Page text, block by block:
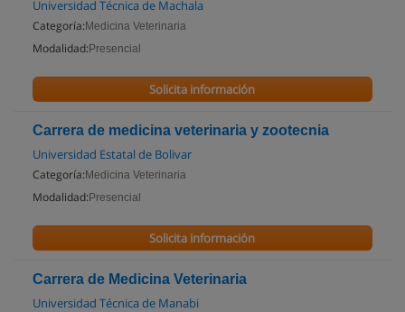
Universidad Técnica de Machala
Categoría: Medicina Veterinaria
Modalidad: Presencial
Solicita información
Carrera de medicina veterinaria y zootecnia
Universidad Estatal de Bolivar
Categoría: Medicina Veterinaria
Modalidad: Presencial
Solicita información
Carrera de Medicina Veterinaria
Universidad Técnica de Manabi